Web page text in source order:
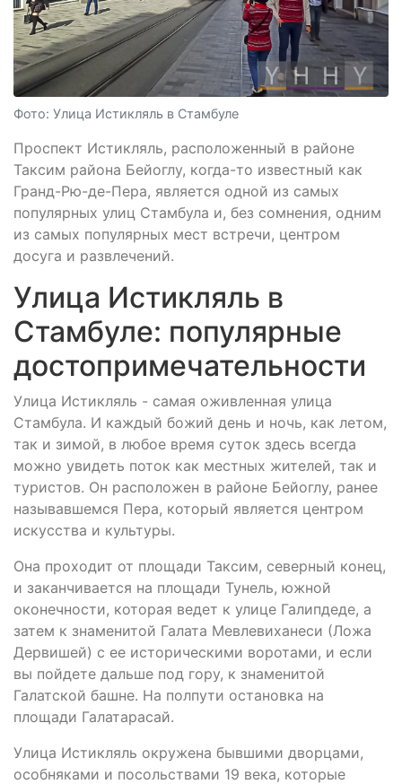
Фото: Улица Истикляль в Стамбуле
Проспект Истикляль, расположенный в районе
Таксим района Бейоглу, когда-то известный как
Гранд-Рю-де-Пера, является одной из самых
популярных улиц Стамбула и, без сомнения, одним
из самых популярных мест встречи, центром
досуга и развлечений.
Улица Истикляль в
Стамбуле: популярные
достопримечательности
Улица Истикляль - самая оживленная улица
Стамбула. И каждый божий день и ночь, как летом,
так и зимой, в любое время суток здесь всегда
можно увидеть поток как местных жителей, так и
туристов. Он расположен в районе Бейоглу, ранее
называвшемся Пера, который является центром
искусства и культуры.
Она проходит от площади Таксим, северный конец,
и заканчивается на площади Тунель, южной
оконечности, которая ведет к улице Галипдеде, а
затем к знаменитой Галата Мевлевиханеси (Ложа
Дервишей) с ее историческими воротами, и если
вы пойдете дальше под гору, к знаменитой
Галатской башне. На полпути остановка на
площади Галатарасай.
Улица Истикляль окружена бывшими дворцами,
особняками и посольствами 19 века, которые